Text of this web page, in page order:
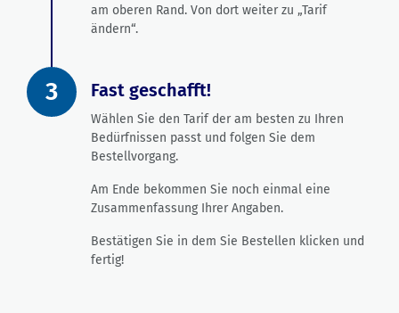
am oberen Rand. Von dort weiter zu „Tarif
ändern“.
3 Fast geschafft!
Wählen Sie den Tarif der am besten zu Ihren
Bedürfnissen passt und folgen Sie dem
Bestellvorgang.
Am Ende bekommen Sie noch einmal eine
Zusammenfassung Ihrer Angaben.
Bestätigen Sie in dem Sie Bestellen klicken und
fertig!